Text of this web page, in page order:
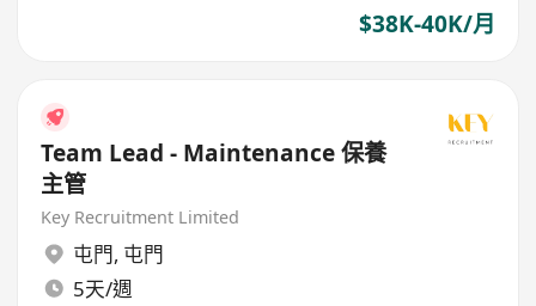
$38K-40K/月
Team Lead - Maintenance 保養
主管
Key Recruitment Limited
屯門, 屯門
5天/週